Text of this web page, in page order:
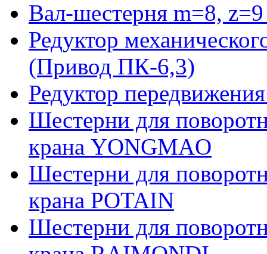
Вал-шестерня m=8,
Редуктор
(Привод ПК-6,3)
Редуктор
Шестерни для
крана YONGMAO
Шестерни для
крана POTAIN
Шестерни для